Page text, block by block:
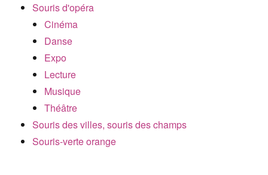
Souris d'opéra
Cinéma
Danse
Expo
Lecture
Musique
Théâtre
Souris des villes, souris des champs
Souris-verte orange